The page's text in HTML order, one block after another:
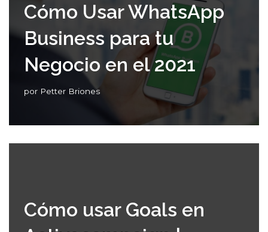
Cómo Usar WhatsApp
Business para tu
Negocio en el 2021
por Petter Briones
Cómo usar Goals en